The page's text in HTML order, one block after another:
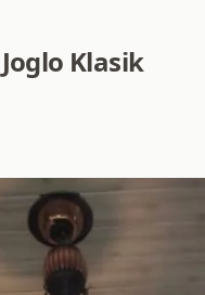
Klasik